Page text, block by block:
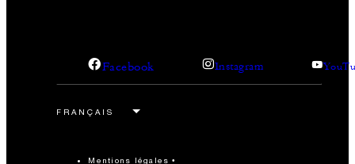
Facebook Instagram
Mentions légales